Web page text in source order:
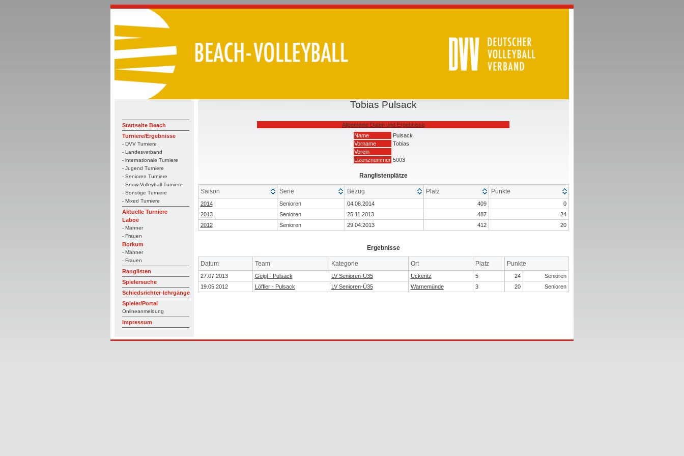
Startseite Beach
Turniere/Ergebnisse
- DVV Turniere
- Landesverband
- internationale Turniere
- Jugend Turniere
- Senioren Turniere
- Snow-Volleyball Turniere
- Sonstige Turniere
- Mixed Turniere
Aktuelle Turniere
Laboe
- Männer
- Frauen
Borkum
- Männer
- Frauen
Ranglisten
Spielersuche
Schiedsrichter-lehrgänge
Spieler/Portal
Onlineanmeldung
Impressum
Tobias Pulsack
Allgemeine Daten und Ergebnisse
Name
Pulsack
Vorname
Tobias
Verein
Lizenznummer 5003
Ranglistenplätze
Saison Serie Bezug Platz Punkte
2014 Senioren 04.08.2014 409
0
2013
Senioren 25.11.2013 487
24
2012
Senioren 29.04.2013 412 20
Ergebnisse
Datum Team Kategorie Ort Platz Punkte
27.07.2013 Geigl - Pulsack LV Senioren-Ü35 Ückeritz 5 24
Senioren
19.05.2012
Löffler - Pulsack LV Senioren-Ü35 Warnemünde 3 20 Senioren